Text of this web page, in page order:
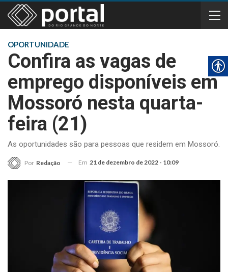
OPORTUNIDADE
Confira as vagas de
emprego disponíveis em
Mossoró nesta quarta-
feira (21)
As oportunidades são para pessoas que residem em Mossoró.
Por Redação Em 21 de dezembro de 2022 - 10:09